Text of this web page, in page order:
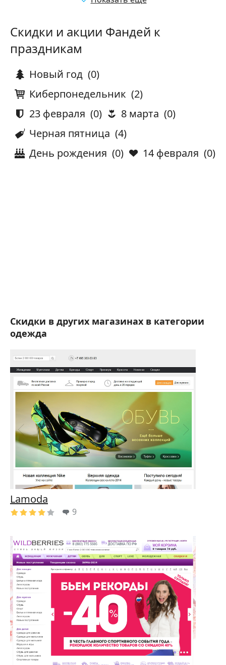
Скидки и акции Фандей к
праздникам
Новый год (0)
Киберпонедельник (2)
23 февраля (0) 8 марта (0)
Черная пятница (4)
День рождения (0) 14 февраля (0)
Скидки в других магазинах в категории
одежда
Lamoda
9